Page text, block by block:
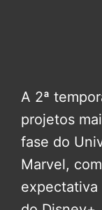
A 2ª
projetos
fase do
Marvel,
expectativa